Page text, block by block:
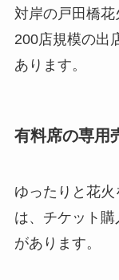
対岸の戸田橋
200店規模の出
あります。
有料席の専用
ゆったりと花
は、チケット
があります。